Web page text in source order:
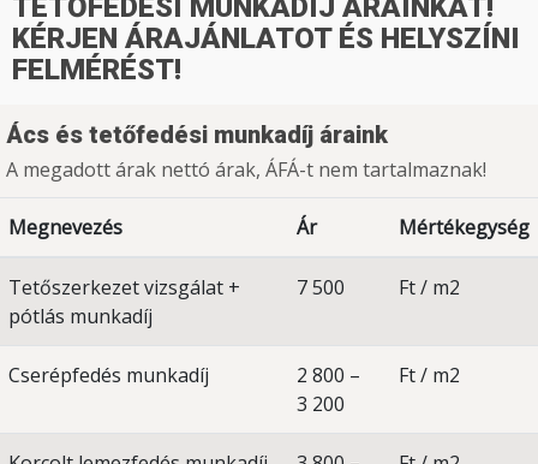
TETŐFEDÉSI MUNKADÍJ ÁRAINKAT!
KÉRJEN ÁRAJÁNLATOT ÉS HELYSZÍNI
FELMÉRÉST!
Ács és tetőfedési munkadíj áraink
A megadott árak nettó árak, ÁFÁ-t nem tartalmaznak!
Megnevezés Ár Mértékegység
Tetőszerkezet vizsgálat +
pótlás munkadíj
7 500 Ft / m2
Cserépfedés munkadíj
2 800 –
3 200
Ft / m2